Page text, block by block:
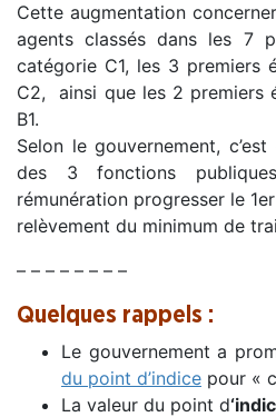
Cette augmentation
agents classés dans les 7
catégorie C1, les 3 premiers
C2, ainsi que les 2 premiers
B1.
Selon le gouvernement,
des 3 fonctions
rémunération progresser le
relèvement du minimum de
– – – – – – – –
Quelques rappels :
Le gouvernement a
du point d’indice pour «
La valeur du point d